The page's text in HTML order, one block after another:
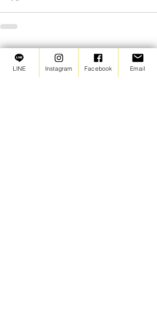
最新記事
LINE Instagram Facebook Email